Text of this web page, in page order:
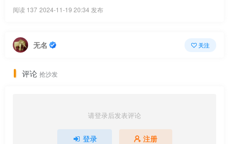
阅读 137 2024-11-19 20:34 发布
无名 关注
评论 抢沙发
请登录后发表评论
登录 注册